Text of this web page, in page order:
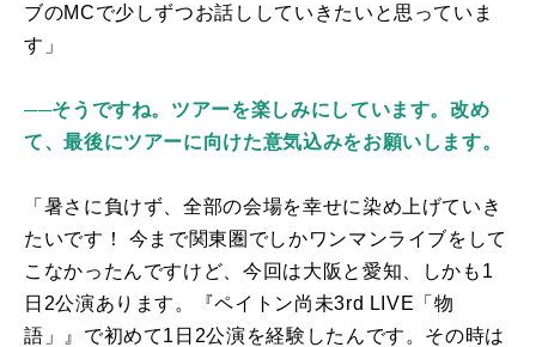
ブのMCで少しずつお話ししていきたいと思っていま
す」
──そうですね。ツアーを楽しみにしています。改め
て、最後にツアーに向けた意気込みをお願いします。
「暑さに負けず、全部の会場を幸せに染め上げていき
たいです！ 今まで関東圏でしかワンマンライブをして
こなかったんですけど、今回は大阪と愛知、しかも 1
日 2公演あります。『ペイトン尚未3rd LIVE 「物
語」』で初めて1 日 2公演を経験したんです。その時は